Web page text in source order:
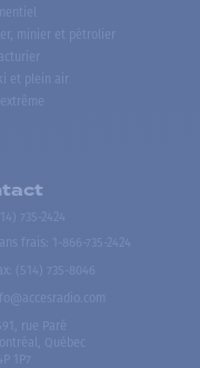
minier et pétrolier
et plein air
735-2424
Sans frais
1-866-735-2424
Fax:
(514) 735-8046
rue Paré
Québec
1P7